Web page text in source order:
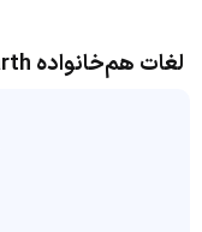
لغات هم‌خانواده unearth